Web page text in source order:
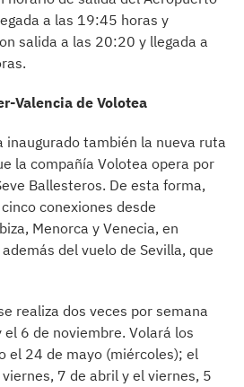
a las 19:45 horas y
salida a las 20:20 y llegada a
Valencia de Volotea
inaugurado también la nueva ruta
la compañía Volotea opera por
Ballesteros. De esta forma,
conexiones desde
Menorca y Venecia, en
del vuelo de Sevilla, que
realiza dos veces por semana
6 de noviembre. Volará los
el 24 de mayo (miércoles); el
7 de abril y el viernes, 5